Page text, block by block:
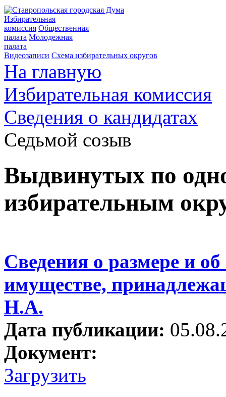
Избирательная
комиссия Общественная
палата Молодежная
палата
Видеозаписи Схема избирательных округов
На главную
Избирательная комиссия
Cведения о кандидатах
Седьмой созыв
Выдвинутых по
избирательным
Сведения о размере и
имуществе,
Н.А.
Дата публикации:
Документ:
Загрузить